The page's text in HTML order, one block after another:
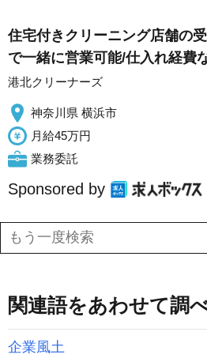
住宅付きクリーニング店舗の
で一緒に営業可能/仕入れ経費
港北クリーナーズ
神奈川県 横浜市
月給45万円
業務委託
Sponsored by
関連語をあわせて調
企業風土